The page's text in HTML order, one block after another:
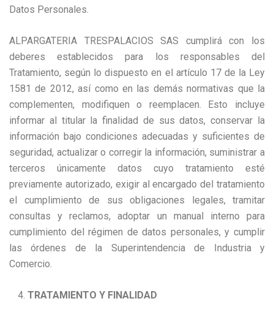
Datos Personales.
ALPARGATERIA TRESPALACIOS SAS cumplirá con los
deberes establecidos para los responsables del
Tratamiento, según lo dispuesto en el artículo 17 de la Ley
1581 de 2012, así como en las demás normativas que la
complementen, modifiquen o reemplacen. Esto incluye
informar al titular la finalidad de sus datos, conservar la
información bajo condiciones adecuadas y suficientes de
seguridad, actualizar o corregir la información, suministrar a
terceros únicamente datos cuyo tratamiento esté
previamente autorizado, exigir al encargado del tratamiento
el cumplimiento de sus obligaciones legales, tramitar
consultas y reclamos, adoptar un manual interno para
cumplimiento del régimen de datos personales, y cumplir
las órdenes de la Superintendencia de Industria y
Comercio.
TRATAMIENTO Y FINALIDAD